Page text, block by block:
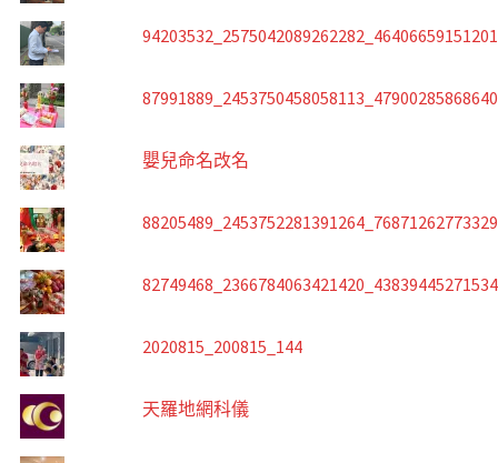
嬰兒命名改名
2020815_200815_144
天羅地網科儀